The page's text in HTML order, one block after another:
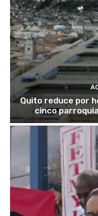
Quito reduce por
cinco